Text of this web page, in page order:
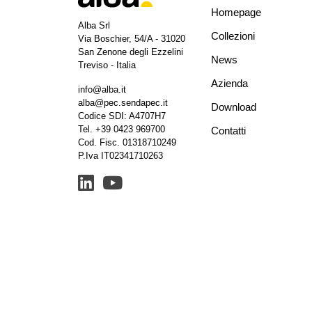
Alba Srl
Via Boschier, 54/A - 31020
San Zenone degli Ezzelini
Treviso - Italia
info@alba.it
alba@pec.sendapec.it
Codice SDI: A4707H7
Tel. +39 0423 969700
Cod. Fisc. 01318710249
P.Iva IT02341710263
Homepage
Collezioni
News
Azienda
Download
Contatti